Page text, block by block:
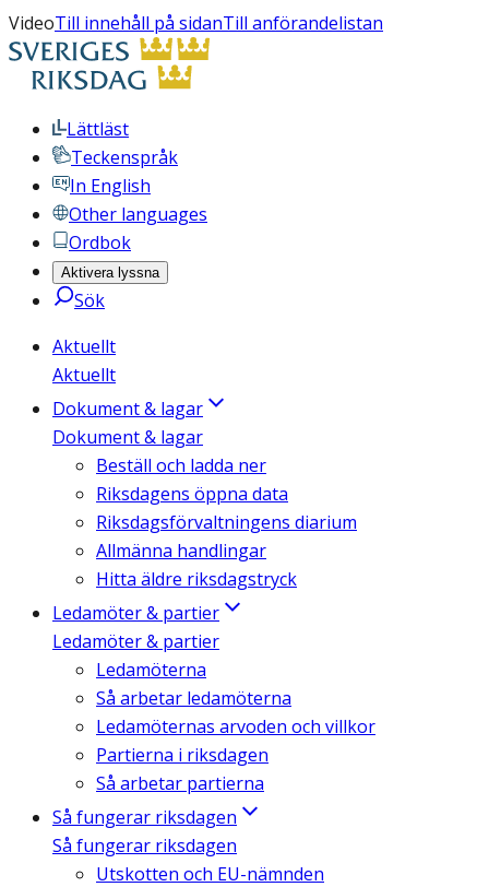
VideoTill innehåll på sidanTill anförandelistan
Lättläst
Teckenspråk
In English
Other languages
Ordbok
Aktivera lyssna
Sök
Aktuellt
Aktuellt
Dokument & lagar
Dokument & lagar
Beställ och ladda ner
Riksdagens öppna data
Riksdagsförvaltningens diarium
Allmänna handlingar
Hitta äldre riksdagstryck
Ledamöter & partier
Ledamöter & partier
Ledamöterna
Så arbetar ledamöterna
Ledamöternas arvoden och villkor
Partierna i riksdagen
Så arbetar partierna
Så fungerar riksdagen
Så fungerar riksdagen
Utskotten och EU-nämnden